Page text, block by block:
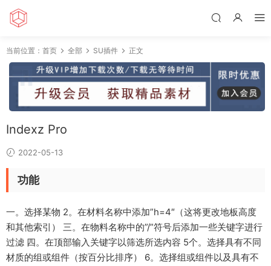
当前位置： 首页 全部 SU插件 正文
Indexz Pro
2022-05-13
功能
一。选择某物 2。在材料名称中添加”h=4″（这将更改地板高度
和其他索引） 三。在物料名称中的”/”符号后添加一些关键字进行
过滤 四。在顶部输入关键字以筛选所选内容 5个。选择具有不同
材质的组或组件（按百分比排序） 6。选择组或组件以及具有不